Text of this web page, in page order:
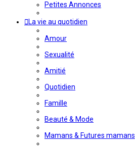
Petites Annonces
La vie au quotidien
Amour
Sexualité
Amitié
Quotidien
Famille
Beauté & Mode
Mamans & Futures mamans